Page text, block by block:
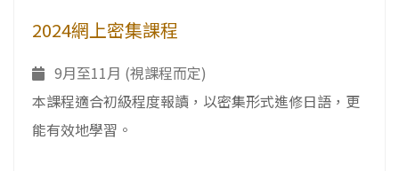
2024網上密集課程
9月至11月 (視課程而定)
本課程適合初級程度報讀，以密集形式進修日語，更
能有效地學習。